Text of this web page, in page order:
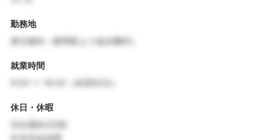
勤務地
東京都内（最寄駅より徒歩圏内）
就業時間
9:00 〜 18:00（休憩60分）
休日・休暇
完全週休2日制